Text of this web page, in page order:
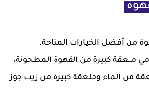
من أفضل الخيارات المتاحة.
ملعقة كبيرة من القهوة المطحونة،
من الماء وملعقة كبيرة من زيت جوز